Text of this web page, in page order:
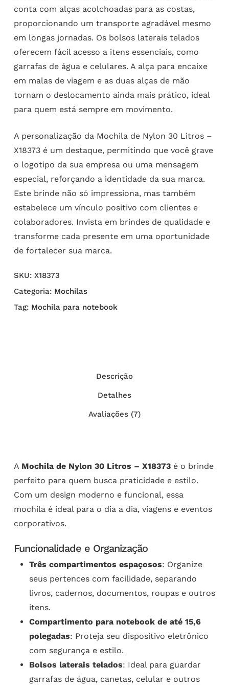
conta com alças acolchoadas para as costas,
proporcionando um transporte agradável mesmo
em longas jornadas. Os bolsos laterais telados
oferecem fácil acesso a itens essenciais, como
garrafas de água e celulares. A alça para encaixe
em malas de viagem e as duas alças de mão
tornam o deslocamento ainda mais prático, ideal
para quem está sempre em movimento.
A personalização da Mochila de Nylon 30 Litros –
X18373 é um destaque, permitindo que você grave
o logotipo da sua empresa ou uma mensagem
especial, reforçando a identidade da sua marca.
Este brinde não só impressiona, mas também
estabelece um vínculo positivo com clientes e
colaboradores. Invista em brindes de qualidade e
transforme cada presente em uma oportunidade
de fortalecer sua marca.
SKU: X18373
Categoria: Mochilas
Tag: Mochila para notebook
Descrição
Detalhes
Avaliações (7)
A Mochila de Nylon 30 Litros – X18373é o brinde
perfeito para quem busca praticidade e estilo.
Com um design moderno e funcional, essa
mochila é ideal para o dia a dia, viagens e eventos
corporativos.
Funcionalidade e Organização
Três compartimentos espaçosos: Organize
seus pertences com facilidade, separando
livros, cadernos, documentos, roupas e outros
itens.
Compartimento para notebook de até 15,6
polegadas: Proteja seu dispositivo eletrônico
com segurança e estilo.
Bolsos laterais telados: Ideal para guardar
garrafas de água, canetas, celular e outros